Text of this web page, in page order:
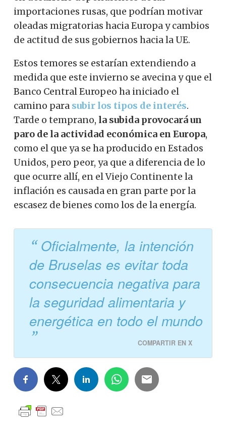
importaciones rusas, que podrían motivar
oleadas migratorias hacia Europa y cambios
de actitud de sus gobiernos hacia la UE.
Estos temores se estarían extendiendo a
medida que este invierno se avecina y que el
Banco Central Europeo ha iniciado el
camino para subir los tipos de interés.
Tarde o temprano, la subida provocará un
paro de la actividad económica en Europa,
como el que ya se ha producido en Estados
Unidos, pero peor, ya que a diferencia de lo
que ocurre allí, en el Viejo Continente la
inflación es causada en gran parte por la
escasez de bienes como los de la energía.
Oficialmente, la intención
de Bruselas es evitar toda
consecuencia negativa para
la seguridad alimentaria y
energética en todo el mundo
COMPARTIR EN X